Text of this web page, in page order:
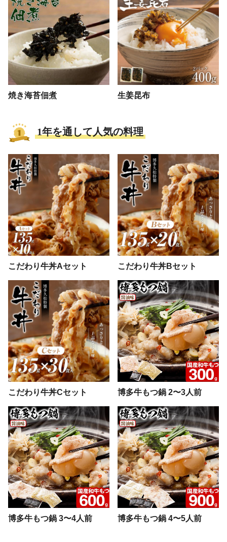
焼き海苔佃煮 生姜昆布
1年を通して人気の料理
こだわり牛丼Aセット こだわり牛丼Bセット
こだわり牛丼Cセット 博多牛もつ鍋 2〜3人前
博多牛もつ鍋 3〜4人前 博多牛もつ鍋 4〜5人前